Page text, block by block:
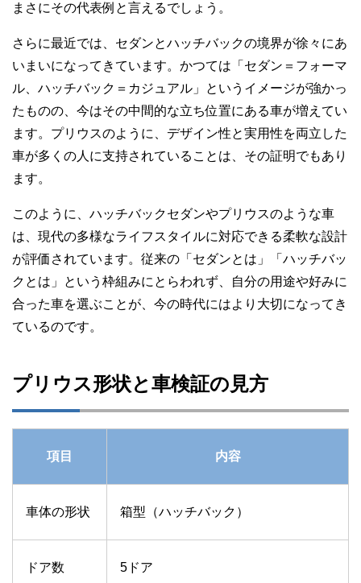
まさにその代表例と言えるでしょう。
さらに最近では、セダンとハッチバックの境界が徐々にあ
いまいになってきています。かつては「セダン＝フォーマ
ル、ハッチバック＝カジュアル」というイメージが強かっ
たものの、今はその中間的な立ち位置にある車が増えてい
ます。プリウスのように、デザイン性と実用性を両立した
車が多くの人に支持されていることは、その証明でもあり
ます。
このように、ハッチバックセダンやプリウスのような車
は、現代の多様なライフスタイルに対応できる柔軟な設計
が評価されています。従来の「セダンとは」「ハッチバッ
クとは」という枠組みにとらわれず、自分の用途や好みに
合った車を選ぶことが、今の時代にはより大切になってき
ているのです。
プリウス形状と車検証の見方
項目 内容
車体の形状 箱型（ハッチバック）
ドア数 5ドア